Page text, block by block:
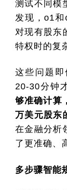
测试不同模
发现，o1
对现有股东
特权时的复
这些问题
20-30分钟
够准确计算
万美元股东
在金融分析
了更准确、
多步骤智能